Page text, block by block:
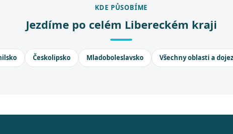
KDE PŮSOBÍME
Jezdíme po celém Libereckém kraji
Českolipsko Mladoboleslavsko Všechny oblasti a